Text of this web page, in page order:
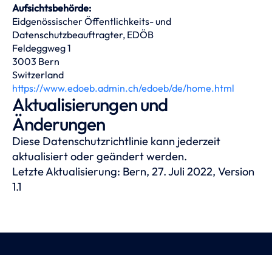
Aufsichtsbehörde:
Eidgenössischer Öffentlichkeits- und
Datenschutzbeauftragter, EDÖB
Feldeggweg 1
3003 Bern
Switzerland
https://www.edoeb.admin.ch/edoeb/de/home.html
Aktualisierungen und
Änderungen
Diese Datenschutzrichtlinie kann jederzeit
aktualisiert oder geändert werden.
Letzte Aktualisierung: Bern, 27. Juli 2022, Version
1.1